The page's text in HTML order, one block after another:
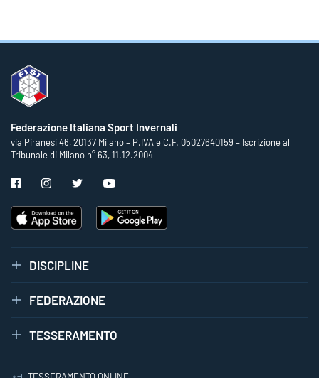
Federazione Italiana Sport Invernali
via Piranesi 46, 20137 Milano – P.IVA e C.F. 05027640159 – Iscrizione al
Tribunale di Milano n° 63, 11.12.2004
DISCIPLINE
FEDERAZIONE
TESSERAMENTO